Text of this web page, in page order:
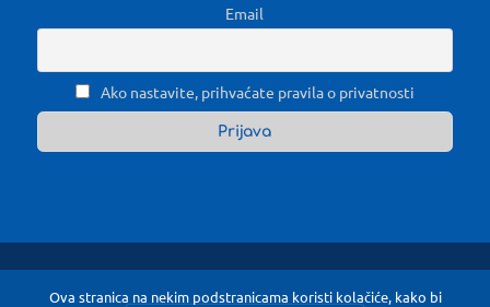
Email
Ako nastavite, prihvaćate pravila o privatnosti
Ova stranica na nekim podstranicama koristi kolačiće, kako bi